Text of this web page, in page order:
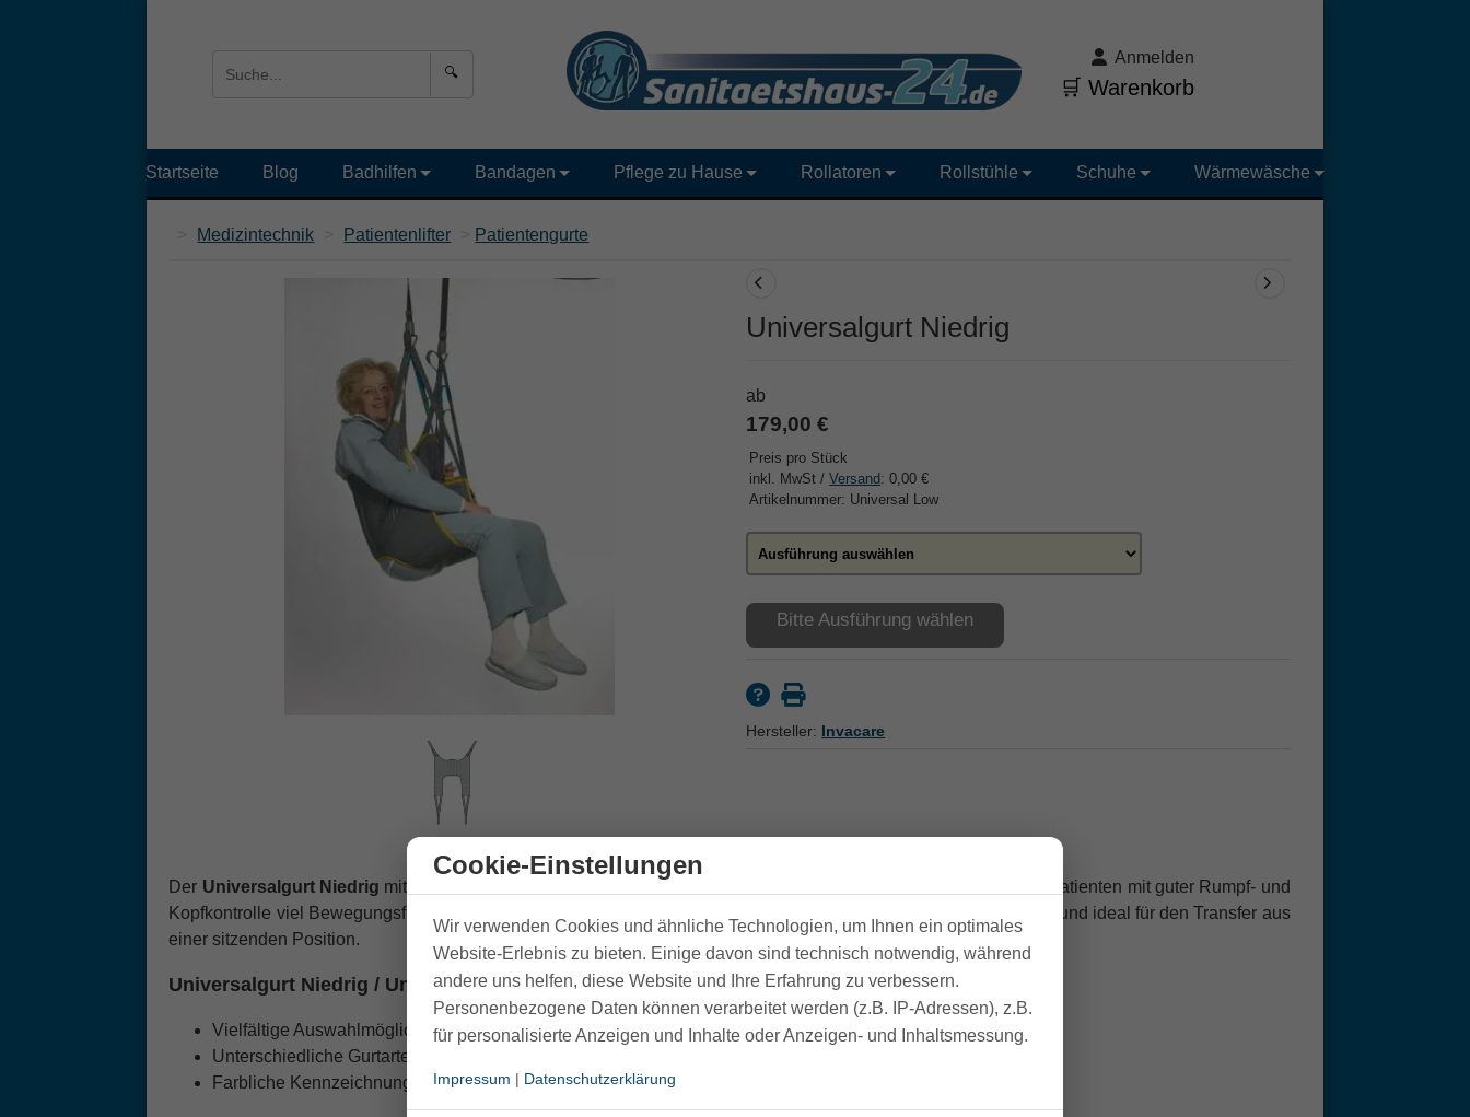
🔍
Anmelden
🛒 Warenkorb
Startseite Blog Badhilfen Bandagen Pflege zu Hause Rollatoren Rollstühle Schuhe Wärmewäsche
Medizintechnik Patientenlifter Patientengurte
Universalgurt Niedrig
ab
179,00 €
Preis pro Stück
inkl. MwSt /Versand: 0,00 €
Artikelnummer: Universal Low
Bitte Ausführung wählen
Hersteller: Invacare
Der Universalgurt Niedrig mit Standard-Öffnung ist ein Patientengurt zur Unterstützung der Beine. Er ermöglicht Patienten mit guter Rumpf- und
Kopfkontrolle viel Bewegungsfreiheit in der Schulter und in den Armen. Der Gurt ist sehr einfach in der Anwendung und ideal für den Transfer aus
einer sitzenden Position.
Universalgurt Niedrig / Universal Low
Vielfältige Auswahlmöglichkeiten für die individuelle Anpassung an den Patienten
Unterschiedliche Gurtarten in Standard- und Premiumqualität
Farbliche Kennzeichnung der Gurtgrößen für die Auswahl entsprechend dem Körperbau des Patienten
Cookie-Einstellungen
Wir verwenden Cookies und ähnliche Technologien, um Ihnen ein optimales
Website-Erlebnis zu bieten. Einige davon sind technisch notwendig, während
andere uns helfen, diese Website und Ihre Erfahrung zu verbessern.
Personenbezogene Daten können verarbeitet werden (z.B. IP-Adressen), z.B.
für personalisierte Anzeigen und Inhalte oder Anzeigen- und Inhaltsmessung.
Impressum | Datenschutzerklärung